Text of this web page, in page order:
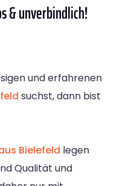
& unverbindlich!
und erfahrenen
suchst, dann bist
Bielefeld legen
Qualität und